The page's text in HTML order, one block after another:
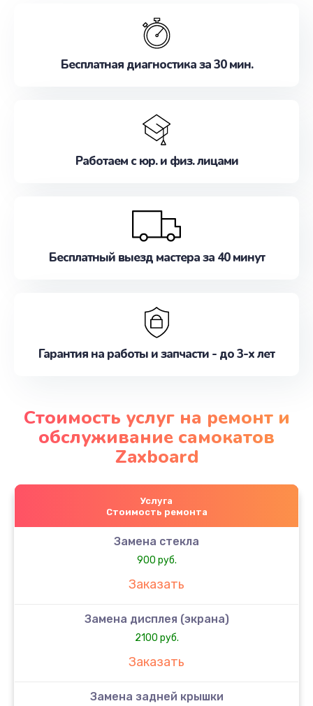
Бесплатная диагностика за 30 мин.
Работаем с юр. и физ. лицами
Бесплатный выезд мастера за 40 минут
Гарантия на работы и запчасти - до 3-х лет
Стоимость услуг на ремонт и
обслуживание самокатов
Zaxboard
Услуга
Стоимость ремонта
Замена стекла
900 руб.
Заказать
Замена дисплея (экрана)
2100 руб.
Заказать
Замена задней крышки